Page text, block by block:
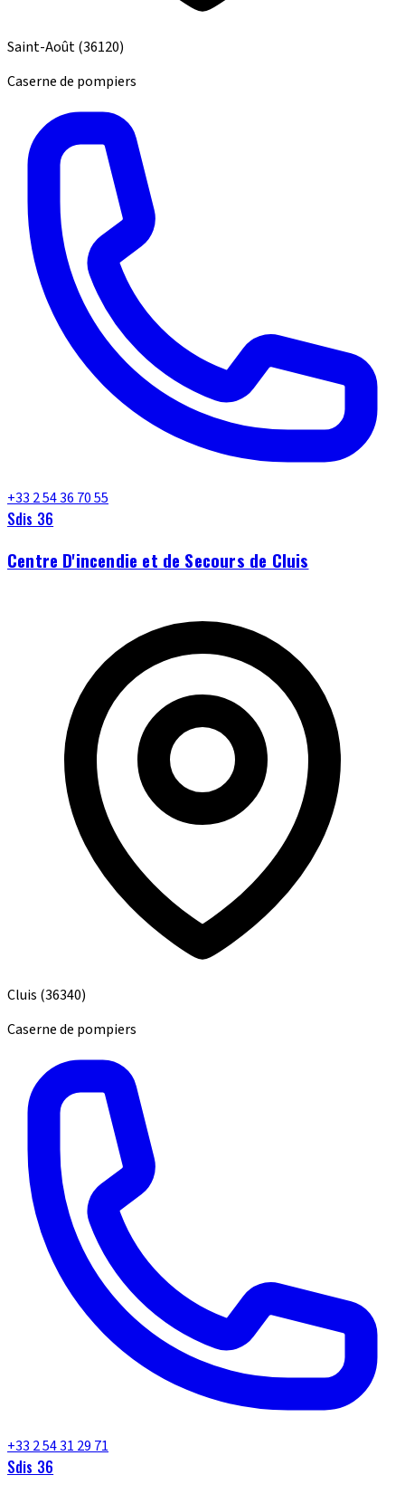
Saint-Août(36120)
Caserne de pompiers
+33 2 54 36 70 55
Sdis 36
Centre D'incendie et de Secours de Cluis
Cluis (36340)
Caserne de pompiers
+33 2 54 31 29 71
Sdis 36